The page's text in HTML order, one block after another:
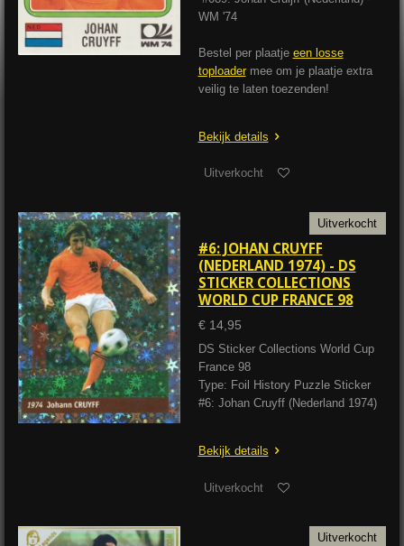
WM '74
Bestel per plaatje een losse
toploadermee om je plaatje extra
veilig te laten toezenden!
Bekijk details
Uitverkocht
Uitverkocht
#6: JOHAN CRUYFF
(NEDERLAND 1974) - DS
STICKER COLLECTIONS
WORLD CUP FRANCE 98
€ 14,95
DS Sticker Collections World Cup
France 98
Type: Foil History Puzzle Sticker
#6: Johan Cruyff (Nederland 1974)
Bekijk details
Uitverkocht
Uitverkocht